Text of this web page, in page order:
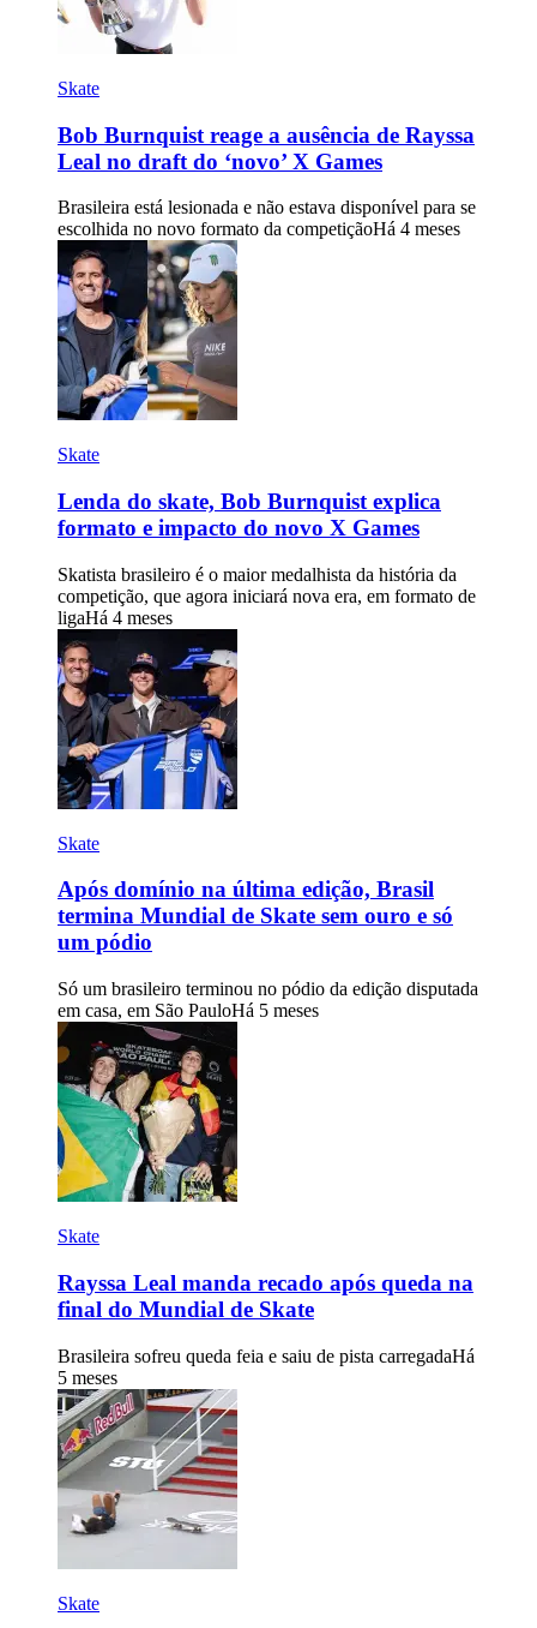
Skate
Bob Burnquist reage a ausência de Rayssa
Leal no draft do ‘novo’ X Games
Brasileira está lesionada e não estava disponível para se
escolhida no novo formato da competiçãoHá 4 meses
Skate
Lenda do skate, Bob Burnquist explica
formato e impacto do novo X Games
Skatista brasileiro é o maior medalhista da história da
competição, que agora iniciará nova era, em formato de
ligaHá 4 meses
Skate
Após domínio na última edição, Brasil
termina Mundial de Skate sem ouro e só
um pódio
Só um brasileiro terminou no pódio da edição disputada
em casa, em São PauloHá 5 meses
Skate
Rayssa Leal manda recado após queda na
final do Mundial de Skate
Brasileira sofreu queda feia e saiu de pista carregadaHá
5 meses
Skate